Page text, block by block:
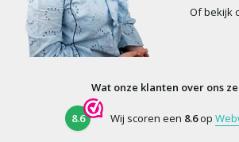
Of bekijk
Wat onze klanten over ons
8.6 Wij scoren een 8.6op